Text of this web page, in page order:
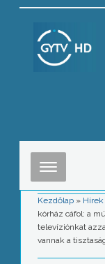
Kezdőlap »
kórház cáfol: a
televíziónkat
vannak a